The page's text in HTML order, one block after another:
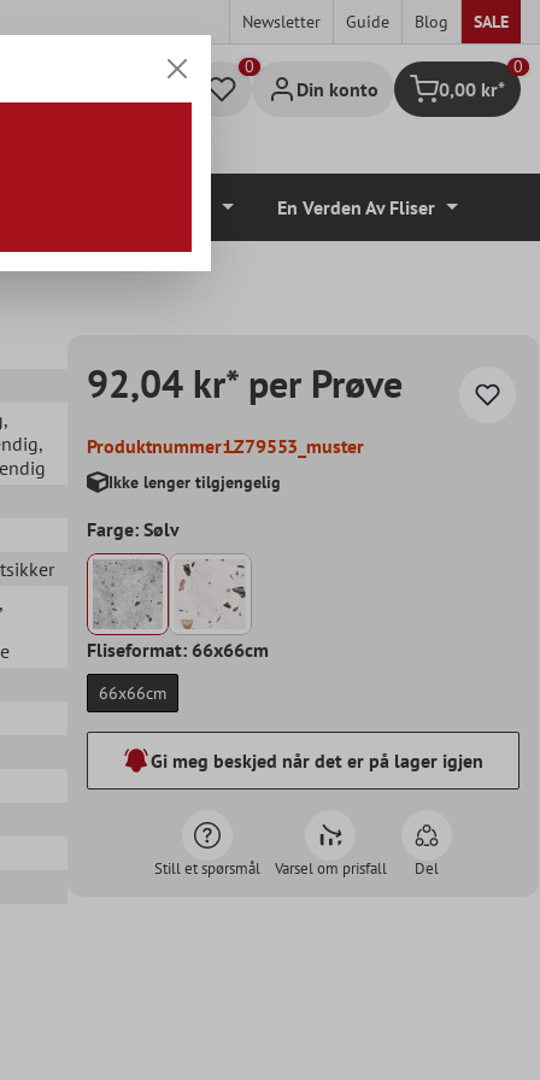
Newsletter Guide Blog SALE
Din konto Handlekurv
0
0,00 kr*
En Verden Av Fliser
,
,
92,04 kr* per Prøve
Produktnummer:LZ79553_muster
Ikke lenger tilgjengelig
Farge: Sølv
Fliseformat: 66x66cm
66x66cm
Gi meg beskjed når det er på lager igjen
Still et spørsmål Varsel om prisfall Del